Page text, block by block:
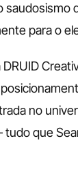
para o
DRUID
no
que